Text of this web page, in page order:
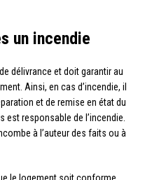
un incendie
délivrance et doit garantir au
Ainsi, en cas d’incendie, il
et de remise en état du
responsable de l’incendie.
à l’auteur des faits ou à